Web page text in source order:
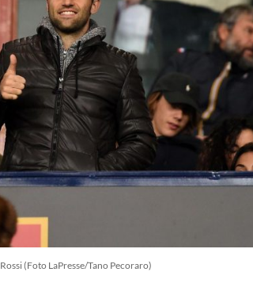
Rossi (Foto LaPresse/Tano Pecoraro)